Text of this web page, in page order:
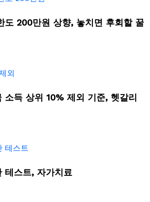
도 200만원 상향, 놓치면 후회할 꿀
소득 상위 10% 제외 기준, 헷갈리
테스트, 자가치료